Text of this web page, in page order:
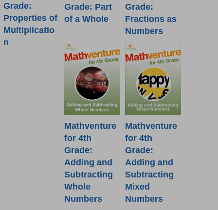
Grade:
Properties of
Multiplicatio
n
Grade: Part
of a Whole
Grade:
Fractions as
Numbers
Mathventure
for 4th
Grade:
Adding and
Subtracting
Whole
Numbers
Mathventure
for 4th
Grade:
Adding and
Subtracting
Mixed
Numbers